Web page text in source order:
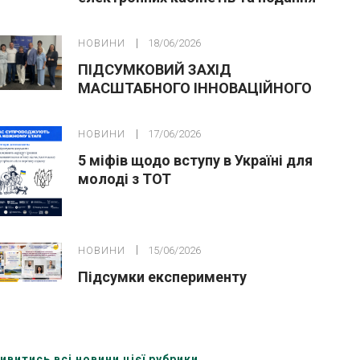
НОВИНИ 18/06/2026
ПІДСУМКОВИЙ ЗАХІД
МАСШТАБНОГО ІННОВАЦІЙНОГО
НОВИНИ 17/06/2026
5 міфів щодо вступу в Україні для
молоді з ТОТ
НОВИНИ 15/06/2026
Підсумки експерименту